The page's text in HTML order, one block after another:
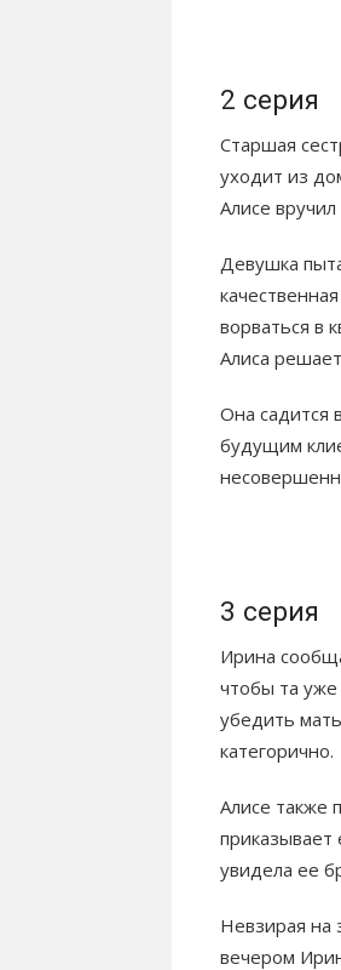
2 серия
Старшая
уходит из
Алисе
Девушка
ворваться в
Алиса
Она садится
будущим
3 серия
Ирина
чтобы та
убедить
категорично.
Алисе также
приказывает
увидела ее
Невзирая на
вечером